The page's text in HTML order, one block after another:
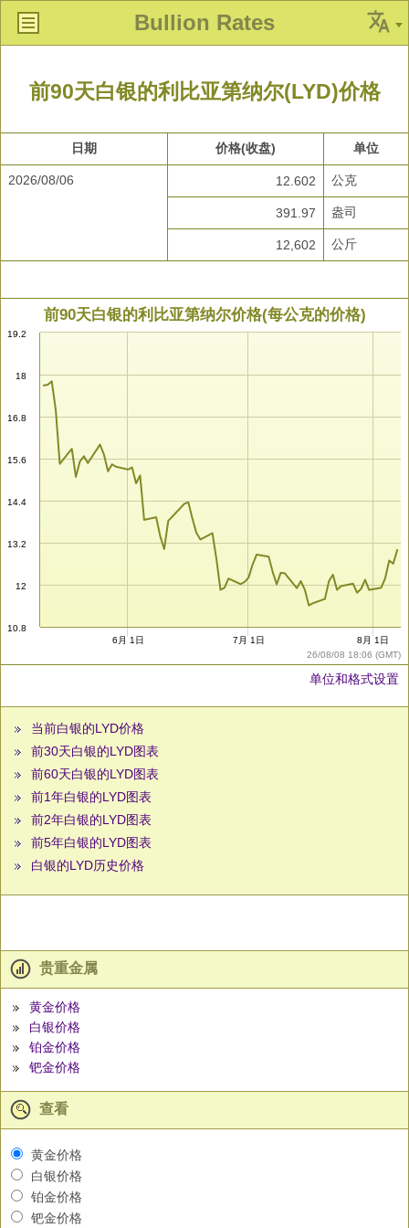
Bullion Rates
前90天白银的利比亚第纳尔(LYD)价格
日期 价格(收盘) 单位
2026/08/06 12.602 公克
391.97 盎司
12,602 公斤
26/08/08 18:06 (GMT)
前90天白银的利比亚第纳尔价格(每公克的价格)
10.8
12
13.2
14.4
15.6
16.8
18
19.2
6月 1日 7月 1日 8月 1日
单位和格式设置
当前白银的LYD价格
前30天白银的LYD图表
前60天白银的LYD图表
前1年白银的LYD图表
前2年白银的LYD图表
前5年白银的LYD图表
白银的LYD历史价格
贵重金属
黄金价格
白银价格
铂金价格
钯金价格
查看
黄金价格
白银价格
铂金价格
钯金价格